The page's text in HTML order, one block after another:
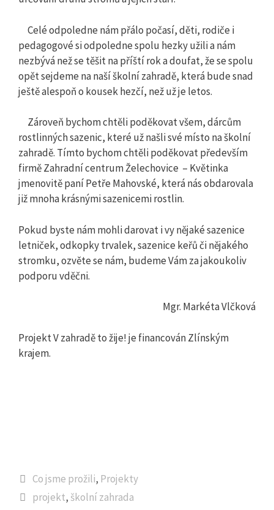
Celé odpoledne nám přálo počasí, děti, rodiče i
pedagogové si odpoledne spolu hezky užili a nám
nezbývá než se těšit na příští rok a doufat, že se spolu
opět sejdeme na naší školní zahradě, která bude snad
ještě alespoň o kousek hezčí, než už je letos.
Zároveň bychom chtěli poděkovat všem, dárcům
rostlinných sazenic, které už našli své místo na školní
zahradě. Tímto bychom chtěli poděkovat především
firmě Zahradní centrum Želechovice – Květinka
jmenovitě paní Petře Mahovské, která nás obdarovala
již mnoha krásnými sazenicemi rostlin.
Pokud byste nám mohli darovat i vy nějaké sazenice
letniček, odkopky trvalek, sazenice keřů či nějakého
stromku, ozvěte se nám, budeme Vám za jakoukoliv
podporu vděčni.
Mgr. Markéta Vlčková
Projekt V zahradě to žije! je financován Zlínským
krajem.
Rubriky
Co jsme prožili, Projekty
Štítky
projekt, školní zahrada